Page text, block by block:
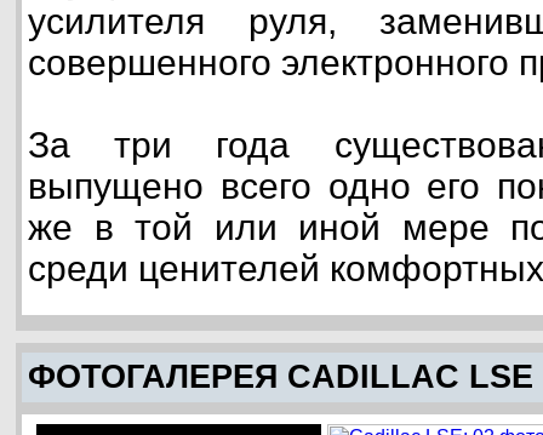
усилителя руля,
совершенного электронного
За три года
выпущено всего одно его
же в той или иной мере
среди ценителей
ФОТОГАЛЕРЕЯ CADILLAC LSE